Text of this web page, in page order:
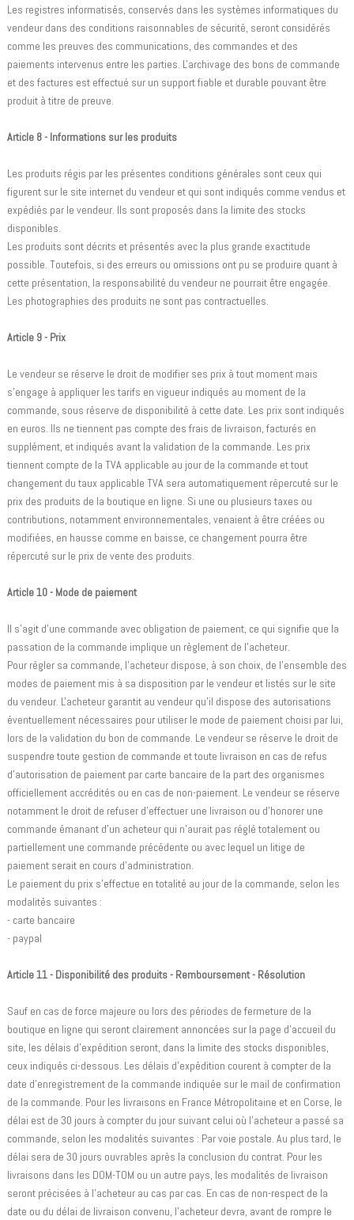
Les registres informatisés, conservés dans les systèmes informatiques du
vendeur dans des conditions raisonnables de sécurité, seront considérés
comme les preuves des communications, des commandes et des
paiements intervenus entre les parties. L'archivage des bons de commande
et des factures est effectué sur un support fiable et durable pouvant être
produit à titre de preuve.
Article 8 - Informations sur les produits
Les produits régis par les présentes conditions générales sont ceux qui
figurent sur le site internet du vendeur et qui sont indiqués comme vendus et
expédiés par le vendeur. Ils sont proposés dans la limite des stocks
disponibles.
Les produits sont décrits et présentés avec la plus grande exactitude
possible. Toutefois, si des erreurs ou omissions ont pu se produire quant à
cette présentation, la responsabilité du vendeur ne pourrait être engagée.
Les photographies des produits ne sont pas contractuelles.
Article 9 - Prix
Le vendeur se réserve le droit de modifier ses prix à tout moment mais
s'engage à appliquer les tarifs en vigueur indiqués au moment de la
commande, sous réserve de disponibilité à cette date. Les prix sont indiqués
en euros. Ils ne tiennent pas compte des frais de livraison, facturés en
supplément, et indiqués avant la validation de la commande. Les prix
tiennent compte de la TVA applicable au jour de la commande et tout
changement du taux applicable TVA sera automatiquement répercuté sur le
prix des produits de la boutique en ligne. Si une ou plusieurs taxes ou
contributions, notamment environnementales, venaient à être créées ou
modifiées, en hausse comme en baisse, ce changement pourra être
répercuté sur le prix de vente des produits.
Article 10 - Mode de paiement
Il s'agit d'une commande avec obligation de paiement, ce qui signifie que la
passation de la commande implique un règlement de l'acheteur.
Pour régler sa commande, l'acheteur dispose, à son choix, de l'ensemble des
modes de paiement mis à sa disposition par le vendeur et listés sur le site
du vendeur. L'acheteur garantit au vendeur qu'il dispose des autorisations
éventuellement nécessaires pour utiliser le mode de paiement choisi par lui,
lors de la validation du bon de commande. Le vendeur se réserve le droit de
suspendre toute gestion de commande et toute livraison en cas de refus
d'autorisation de paiement par carte bancaire de la part des organismes
officiellement accrédités ou en cas de non-paiement. Le vendeur se réserve
notamment le droit de refuser d'effectuer une livraison ou d'honorer une
commande émanant d'un acheteur qui n'aurait pas réglé totalement ou
partiellement une commande précédente ou avec lequel un litige de
paiement serait en cours d'administration.
Le paiement du prix s'effectue en totalité au jour de la commande, selon les
modalités suivantes :
- carte bancaire
- paypal
Article 11 - Disponibilité des produits - Remboursement - Résolution
Sauf en cas de force majeure ou lors des périodes de fermeture de la
boutique en ligne qui seront clairement annoncées sur la page d'accueil du
site, les délais d'expédition seront, dans la limite des stocks disponibles,
ceux indiqués ci-dessous. Les délais d'expédition courent à compter de la
date d'enregistrement de la commande indiquée sur le mail de confirmation
de la commande. Pour les livraisons en France Métropolitaine et en Corse, le
délai est de 30 jours à compter du jour suivant celui où l'acheteur a passé sa
commande, selon les modalités suivantes : Par voie postale. Au plus tard, le
délai sera de 30 jours ouvrables après la conclusion du contrat. Pour les
livraisons dans les DOM-TOM ou un autre pays, les modalités de livraison
seront précisées à l’acheteur au cas par cas. En cas de non-respect de la
date ou du délai de livraison convenu, l'acheteur devra, avant de rompre le